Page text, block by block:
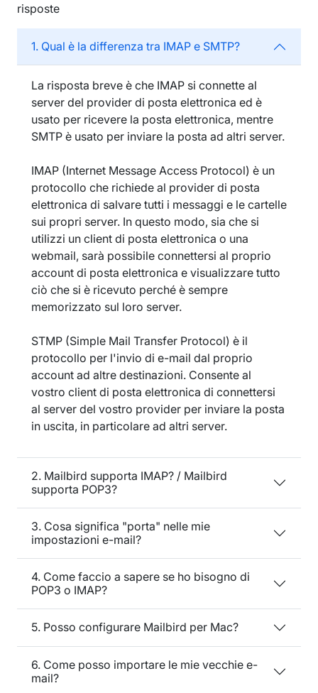
risposte
1. Qual è la differenza tra IMAP e SMTP?
La risposta breve è che IMAP si connette al
server del provider di posta elettronica ed è
usato per ricevere la posta elettronica, mentre
SMTP è usato per inviare la posta ad altri server.
IMAP (Internet Message Access Protocol) è un
protocollo che richiede al provider di posta
elettronica di salvare tutti i messaggi e le cartelle
sui propri server. In questo modo, sia che si
utilizzi un client di posta elettronica o una
webmail, sarà possibile connettersi al proprio
account di posta elettronica e visualizzare tutto
ciò che si è ricevuto perché è sempre
memorizzato sul loro server.
STMP (Simple Mail Transfer Protocol) è il
protocollo per l'invio di e-mail dal proprio
account ad altre destinazioni. Consente al
vostro client di posta elettronica di connettersi
al server del vostro provider per inviare la posta
in uscita, in particolare ad altri server.
2. Mailbird supporta IMAP? / Mailbird
supporta POP3?
3. Cosa significa "porta" nelle mie
impostazioni e-mail?
4. Come faccio a sapere se ho bisogno di
POP3 o IMAP?
5. Posso configurare Mailbird per Mac?
6. Come posso importare le mie vecchie e-
mail?